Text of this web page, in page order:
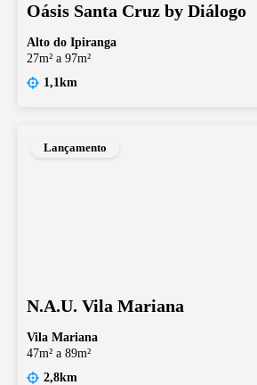
Oásis Santa Cruz by Diálogo
Alto do Ipiranga
27m² a 97m²
1,1km
Lançamento
N.A.U. Vila Mariana
Vila Mariana
47m² a 89m²
2,8km